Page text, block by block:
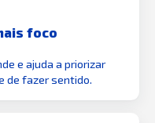
foco
e ajuda a priorizar
de fazer sentido.